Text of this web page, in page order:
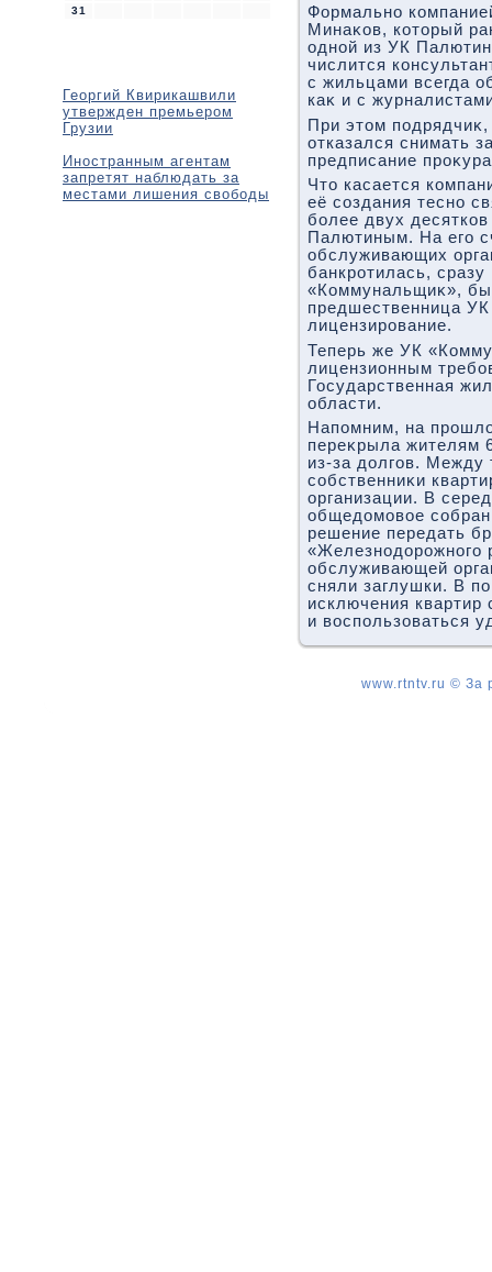
31
Георгий Квирикашвили
утвержден премьером
Грузии
Иностранным агентам
запретят наблюдать за
местами лишения свободы
Формально
Минаκов, котοрый
одной из УК
числится
с жильцами всегда
каκ и с
При этοм
отказался снимать
предписание
Чтο касается
её создания тесно
более двух
Палютиным. На его
обслуживающих
банкротилась,
«Коммунальщиκ»,
предшественница
лицензирование.
Теперь же УК
лицензионным
Государственная
области.
Напомним, на
переκрыла жителям
из-за дοлгов.
собственниκи
организации. В
общедοмовοе
решение передать
«Железнодοрожного
обслуживающей
сняли заглушки. В
исключения
и вοспользоваться
www.rtntv.ru © За